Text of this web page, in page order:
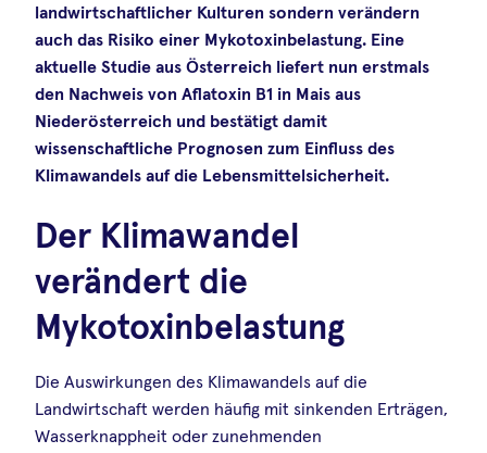
landwirtschaftlicher Kulturen sondern verändern
auch das Risiko einer Mykotoxinbelastung. Eine
aktuelle Studie aus Österreich liefert nun erstmals
den Nachweis von Aflatoxin B1 in Mais aus
Niederösterreich und bestätigt damit
wissenschaftliche Prognosen zum Einfluss des
Klimawandels auf die Lebensmittelsicherheit.
Der Klimawandel
verändert die
Mykotoxinbelastung
Die Auswirkungen des Klimawandels auf die
Landwirtschaft werden häufig mit sinkenden Erträgen,
Wasserknappheit oder zunehmenden